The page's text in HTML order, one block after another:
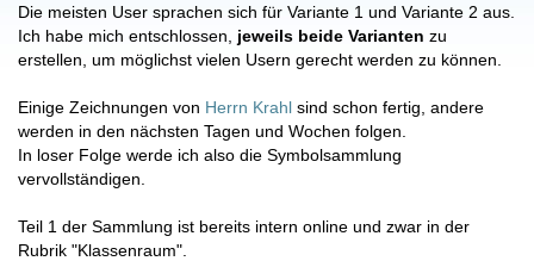
Die meisten User sprachen sich für Variante 1 und Variante 2 aus.
Ich habe mich entschlossen, jeweils beide Varianten zu
erstellen, um möglichst vielen Usern gerecht werden zu können.
Einige Zeichnungen von Herrn Krahl sind schon fertig, andere
werden in den nächsten Tagen und Wochen folgen.
In loser Folge werde ich also die Symbolsammlung
vervollständigen.
Teil 1 der Sammlung ist bereits intern online und zwar in der
Rubrik "Klassenraum".